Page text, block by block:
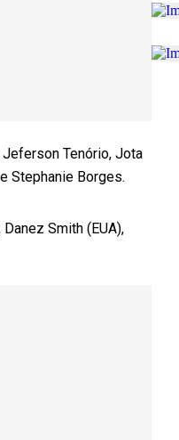
Jeferson Tenório, Jota
Stephanie Borges.
Smith (EUA),